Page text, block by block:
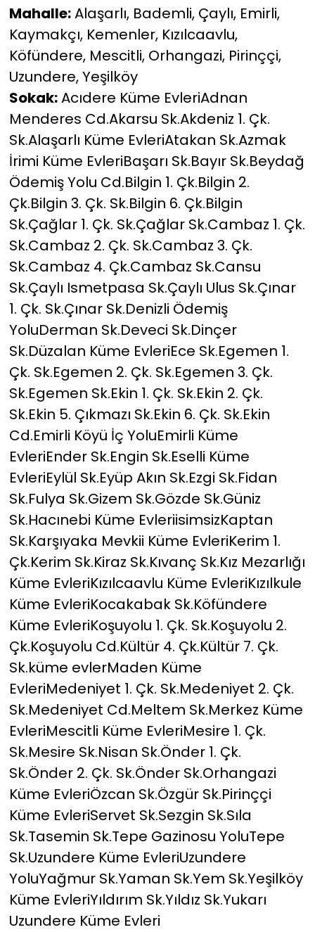
Mahalle:Alaşarlı, Bademli, Çaylı, Emirli,
Kaymakçı, Kemenler, Kızılcaavlu,
Köfündere, Mescitli, Orhangazi, Pirinççi,
Uzundere, Yeşilköy
Sokak:Acıdere Küme EvleriAdnan
Menderes Cd.Akarsu Sk.Akdeniz 1. Çk.
Sk.Alaşarlı Küme EvleriAtakan Sk.Azmak
İrimi Küme EvleriBaşarı Sk.Bayır Sk.Beydağ
Ödemiş Yolu Cd.Bilgin 1. Çk.Bilgin 2.
Çk.Bilgin 3. Çk. Sk.Bilgin 6. Çk.Bilgin
Sk.Çağlar 1. Çk. Sk.Çağlar Sk.Cambaz 1. Çk.
Sk.Cambaz 2. Çk. Sk.Cambaz 3. Çk.
Sk.Cambaz 4. Çk.Cambaz Sk.Cansu
Sk.Çaylı Ismetpasa Sk.Çaylı Ulus Sk.Çınar
1. Çk. Sk.Çınar Sk.Denizli Ödemiş
YoluDerman Sk.Deveci Sk.Dinçer
Sk.Düzalan Küme EvleriEce Sk.Egemen 1.
Çk. Sk.Egemen 2. Çk. Sk.Egemen 3. Çk.
Sk.Egemen Sk.Ekin 1. Çk. Sk.Ekin 2. Çk.
Sk.Ekin 5. Çıkmazı Sk.Ekin 6. Çk. Sk.Ekin
Cd.Emirli Köyü İç YoluEmirli Küme
EvleriEnder Sk.Engin Sk.Eselli Küme
EvleriEylül Sk.Eyüp Akın Sk.Ezgi Sk.Fidan
Sk.Fulya Sk.Gizem Sk.Gözde Sk.Güniz
Sk.Hacınebi Küme EvleriisimsizKaptan
Sk.Karşıyaka Mevkii Küme EvleriKerim 1.
Çk.Kerim Sk.Kiraz Sk.Kıvanç Sk.Kız Mezarlığı
Küme EvleriKızılcaavlu Küme EvleriKızılkule
Küme EvleriKocakabak Sk.Köfündere
Küme EvleriKoşuyolu 1. Çk. Sk.Koşuyolu 2.
Çk.Koşuyolu Cd.Kültür 4. Çk.Kültür 7. Çk.
Sk.küme evlerMaden Küme
EvleriMedeniyet 1. Çk. Sk.Medeniyet 2. Çk.
Sk.Medeniyet Cd.Meltem Sk.Merkez Küme
EvleriMescitli Küme EvleriMesire 1. Çk.
Sk.Mesire Sk.Nisan Sk.Önder 1. Çk.
Sk.Önder 2. Çk. Sk.Önder Sk.Orhangazi
Küme EvleriÖzcan Sk.Özgür Sk.Pirinççi
Küme EvleriServet Sk.Sezgin Sk.Sıla
Sk.Tasemin Sk.Tepe Gazinosu YoluTepe
Sk.Uzundere Küme EvleriUzundere
YoluYağmur Sk.Yaman Sk.Yem Sk.Yeşilköy
Küme EvleriYıldırım Sk.Yıldız Sk.Yukarı
Uzundere Küme Evleri